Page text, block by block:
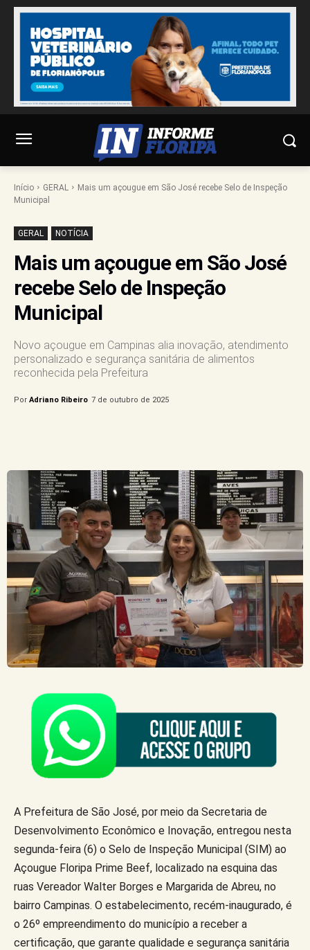
Início GERAL
Mais um açougue em São José recebe Selo de Inspeção
Municipal
GERAL NOTÍCIA
Mais um açougue em São José
recebe Selo de Inspeção
Municipal
Novo açougue em Campinas alia inovação, atendimento
personalizado e segurança sanitária de alimentos
reconhecida pela Prefeitura
Por Adriano Ribeiro 7 de outubro de 2025
A Prefeitura de São José, por meio da Secretaria de
Desenvolvimento Econômico e Inovação, entregou nesta
segunda-feira (6) o Selo de Inspeção Municipal (SIM) ao
Açougue Floripa Prime Beef, localizado na esquina das
ruas Vereador Walter Borges e Margarida de Abreu, no
bairro Campinas. O estabelecimento, recém-inaugurado, é
o 26º empreendimento do município a receber a
certificação, que garante qualidade e segurança sanitária